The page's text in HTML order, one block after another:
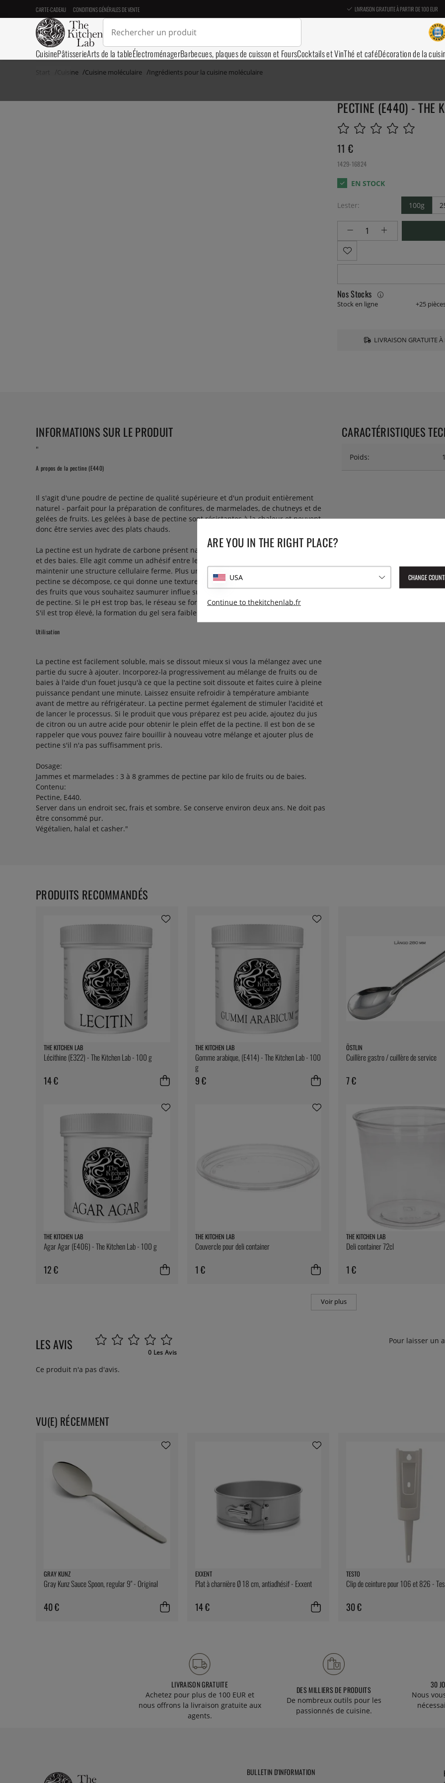
CARTE-CADEAU CONDITIONS GÉNÉRALES DE VENTE LIVRAISON GRATUITE À PARTIR DE 100 EUR
CuisinePâtisserieArts de la tableÉlectroménagerBarbecues, plaques de cuisson et FoursCocktails et VinThé et caféDécoration de la
Start Cuisine Cuisine moléculaire Ingrédients pour la cuisine moléculaire
PECTINE (E440) - THE
11 €
1429-16824
Lester: 100g
Nos Stocks
Stock en ligne +25
LIVRAISON GRATUITE
INFORMATIONS SUR LE PRODUIT
"
A propos de la pectine (E440)
Il s'agit d'une poudre de pectine de qualité supérieure et d'un produit entièrement
naturel - parfait pour la préparation de confitures, de marmelades, de chutneys et de
gelées de fruits. Les gelées à base de pectine sont résistantes à la chaleur et peuvent
donc être servies avec des plats chauds.
La pectine est un hydrate de carbone présent naturellement dans la plupart des fruits
et des baies. Elle agit comme un adhésif entre les parois cellulaires et aide à
maintenir une structure cellulaire ferme. Plus un fruit ou une baie mûrit, plus la
pectine se décompose, ce qui donne une texture plus douce. L'acidité des baies ou
des fruits que vous souhaitez saumurer influe sur la formation du réseau de chaînes
de pectine. Si le pH est trop bas, le réseau se forme trop rapidement et devient dur.
S'il est trop élevé, la formation du gel sera faible ou incomplète.
Utilisation
La pectine est facilement soluble, mais se dissout mieux si vous la mélangez avec une
partie du sucre à ajouter. Incorporez-la progressivement au mélange de fruits ou de
baies à l'aide d'un fouet jusqu'à ce que la pectine soit dissoute et faites cuire à pleine
puissance pendant une minute. Laissez ensuite refroidir à température ambiante
avant de mettre au réfrigérateur. La pectine permet également de stimuler l'acidité et
de lancer le processus. Si le produit que vous préparez est peu acide, ajoutez du jus
de citron ou un autre acide pour obtenir le plein effet de la pectine. Il est bon de se
rappeler que vous pouvez faire bouillir à nouveau votre mélange et ajouter plus de
pectine s'il n'a pas suffisamment pris.
Dosage:
Jammes et marmelades : 3 à 8 grammes de pectine par kilo de fruits ou de baies.
Contenu:
Pectine, E440.
Server dans un endroit sec, frais et sombre. Se conserve environ deux ans. Ne doit pas
être consommé pur.
Végétalien, halal et casher."
CARACTÉRISTIQUES
Poids:
THE KITCHEN LAB
Lécithine (E322) - The Kitchen Lab - 100 g
14 €
THE KITCHEN LAB
Gomme arabique, (E414) - The Kitchen Lab - 100
g
9 €
ÖSTLIN
Cuillère gastro / cuillère de service
7 €
THE KITCHEN LAB
Agar Agar (E406) - The Kitchen Lab - 100 g
12 €
THE KITCHEN LAB
Couvercle pour deli container
1 €
THE KITCHEN LAB
Deli container 72cl
1 €
Voir plus
PRODUITS RECOMMANDÉS
LES AVIS 0 Les Avis
Pour laisser un
Ce produit n'a pas d'avis.
VU(E) RÉCEMMENT
GRAY KUNZ
Gray Kunz Sauce Spoon, regular 9" - Original
40 €
EXXENT
Plat à charnière Ø 18 cm, antiadhésif - Exxent
14 €
TESTO
Clip de ceinture pour 106 et 826 -
30 €
LIVRAISON GRATUITE
Achetez pour plus de 100 EUR et
nous offrons la livraison gratuite aux
agents.
DES MILLIERS DE PRODUITS
De nombreux outils pour les
passionnés de cuisine.
30
Nous
BULLETIN D'INFORMATION
ARE YOU IN THE RIGHT PLACE?
USA CHANGE
Continue to thekitchenlab.fr